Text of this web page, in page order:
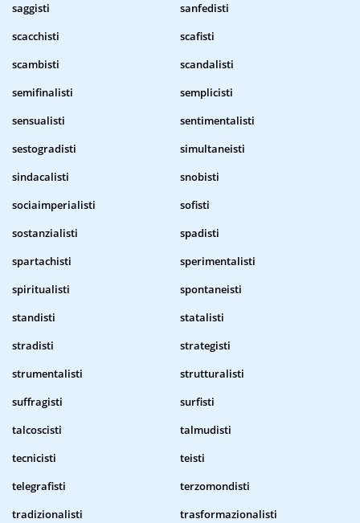
saggisti
sanfedisti
scacchisti
scafisti
scambisti
scandalisti
semifinalisti
semplicisti
sensualisti
sentimentalisti
sestogradisti
simultaneisti
sindacalisti
snobisti
sociaimperialisti
sofisti
sostanzialisti
spadisti
spartachisti
sperimentalisti
spiritualisti
spontaneisti
standisti
statalisti
stradisti
strategisti
strumentalisti
strutturalisti
suffragisti
surfisti
talcoscisti
talmudisti
tecnicisti
teisti
telegrafisti
terzomondisti
tradizionalisti
trasformazionalisti